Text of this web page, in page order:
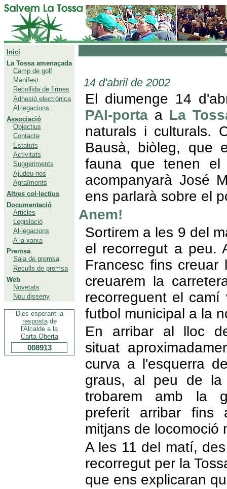
Inici
La Tossa amenaçada
Camp de golf
Manifest
Recollida de firmes
Adhesió electrònica
Al·legacions
Associació
Objectius
Contacte
Estatuts
Activitats
Suggeriments
Ajudeu-nos
Agraïments
Altres col·lectius
Documentació
Articles
Legislació
Al·legacions
A la xarxa
Premsa
Sala de premsa
Reculls de premsa
Web
Novetats
Nou disseny
Dies esperant la
respostade
l'Alcalde a la
Carta Oberta
008913
14 d'abril de 2002
El diumenge 14
PAI-portaa La
naturals i culturals.
Bausà, biòleg, que
fauna que tenen
acompanyarà José
ens parlarà sobre el
Anem!
Sortirem a les 9 del
el recorregut a peu.
Francesc fins
creuarem la
recorreguent el
futbol municipal a la
En arribar al lloc
situat
curva a l'esquerra
graus, al peu de la
trobarem amb la
preferit arribar fins
mitjans de locomoció
A les 11 del matí,
recorregut per la
que ens explicaran